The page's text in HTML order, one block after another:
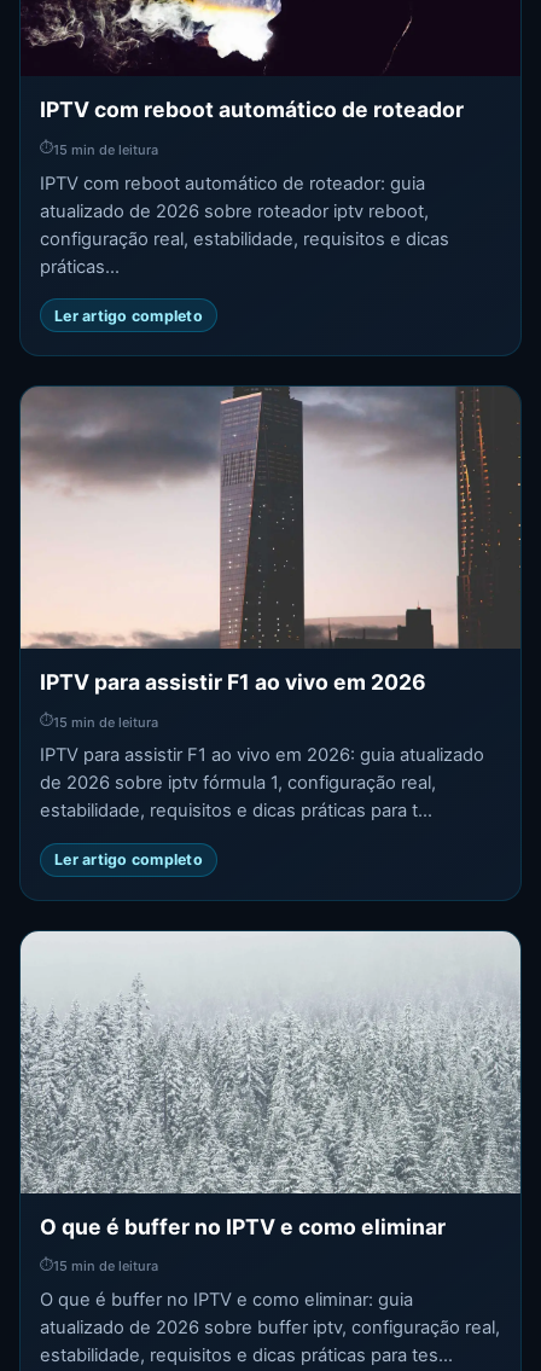
IPTV com reboot automático de roteador
⏱15 min de leitura
IPTV com reboot automático de roteador: guia
atualizado de 2026 sobre roteador iptv reboot,
configuração real, estabilidade, requisitos e dicas
práticas...
Ler artigo completo
IPTV para assistir F1 ao vivo em 2026
⏱15 min de leitura
IPTV para assistir F1 ao vivo em 2026: guia atualizado
de 2026 sobre iptv fórmula 1, configuração real,
estabilidade, requisitos e dicas práticas para t...
Ler artigo completo
O que é buffer no IPTV e como eliminar
⏱15 min de leitura
O que é buffer no IPTV e como eliminar: guia
atualizado de 2026 sobre buffer iptv, configuração real,
estabilidade, requisitos e dicas práticas para tes...